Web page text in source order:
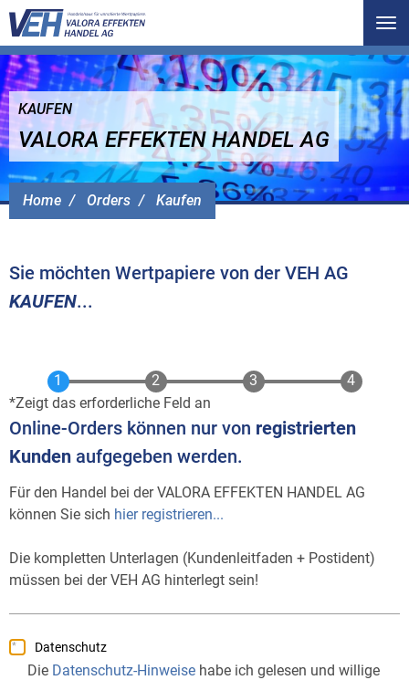
Home Orders Kaufen
KAUFEN
VALORA EFFEKTEN HANDEL AG
Sie möchten Wertpapiere von der VEH AG
KAUFEN...
Zeigt das erforderliche Feld an
Online-Orders können nur von registrierten
Kunden aufgegeben werden.
Für den Handel bei der VALORA EFFEKTEN HANDEL AG
können Sie sich hier registrieren...
Die kompletten Unterlagen (Kundenleitfaden + Postident)
müssen bei der VEH AG hinterlegt sein!
Datenschutz
Die Datenschutz-Hinweise habe ich gelesen und willige